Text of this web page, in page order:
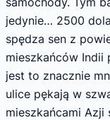
jedynie… 2500
spędza sen z
mieszkańców Indii
jest to znacznie
ulice pękają w
mieszkańcami